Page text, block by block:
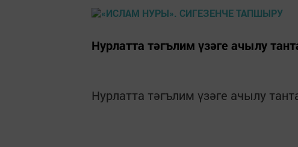
Нурлатта тәгълим үзәге ачылу
Нурлатта тәгълим үзәге ачылу